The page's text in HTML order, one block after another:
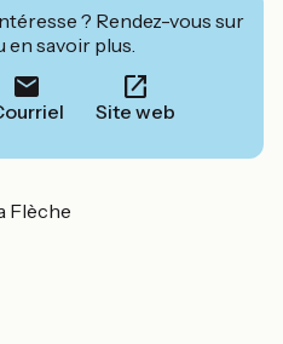
? Rendez-vous sur
en savoir plus.
Site web
Flèche